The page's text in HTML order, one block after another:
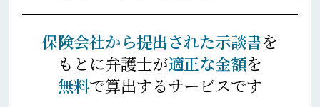
保険会社から提出された示談書を
もとに弁護士が適正な金額を
無料で算出するサービスです